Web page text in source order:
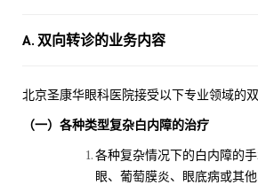
A. 双向转诊的业务内容
北京圣康华眼科医院接受以下专业领域的
（一）各种类型复杂白内障的治疗
各种复杂情况下的白内障的
眼、葡萄膜炎、眼底病或其